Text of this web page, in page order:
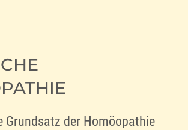
Grundsatz der Homöopathie